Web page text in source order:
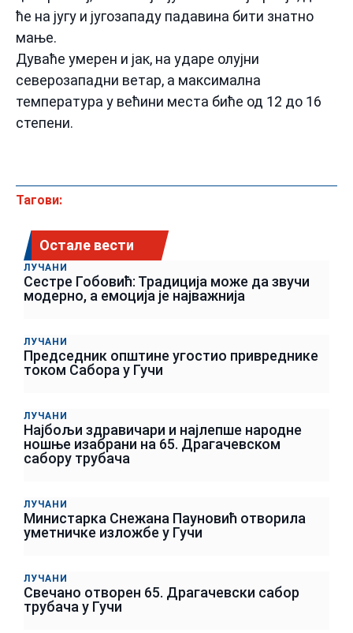
ће на југу и југозападу падавина бити знатно
мање.
Дуваће умерен и јак, на ударе олујни
северозападни ветар, а максимална
температура у већини места биће од 12 до 16
степени.
Тагови:
Остале вести
ЛУЧАНИ
Сестре Гобовић: Традиција може да звучи
модерно, а емоција је најважнија
ЛУЧАНИ
Председник општине угостио привреднике
током Сабора у Гучи
ЛУЧАНИ
Најбољи здравичари и најлепше народне
ношње изабрани на 65. Драгачевском
сабору трубача
ЛУЧАНИ
Министарка Снежана Пауновић отворила
уметничке изложбе у Гучи
ЛУЧАНИ
Свечано отворен 65. Драгачевски сабор
трубача у Гучи